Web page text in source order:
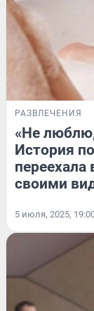
РАЗВЛЕЧЕНИЯ
«Не
История
переехала
своими
5 июля, 2025,